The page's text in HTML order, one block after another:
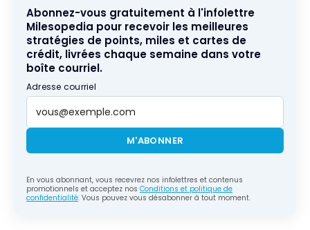
Abonnez-vous gratuitement à l'infolettre
Milesopedia pour recevoir les meilleures
stratégies de points, miles et cartes de
crédit, livrées chaque semaine dans votre
boîte courriel.
Adresse courriel
M'ABONNER
En vous abonnant, vous recevrez nos infolettres et contenus
promotionnels et acceptez nos Conditions et politique de
confidentialité. Vous pouvez vous désabonner à tout moment.